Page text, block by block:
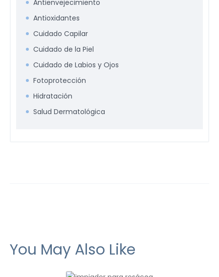
Antienvejecimiento
Antioxidantes
Cuidado Capilar
Cuidado de la Piel
Cuidado de Labios y Ojos
Fotoprotección
Hidratación
Salud Dermatológica
You May Also Like